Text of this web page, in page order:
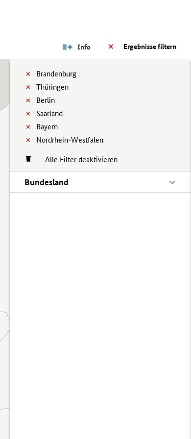
Ergebnisse filtern
Info
Brandenburg
Thüringen
Berlin
Saarland
Bayern
Nordrhein-Westfalen
Alle Filter deaktivieren
Bundesland